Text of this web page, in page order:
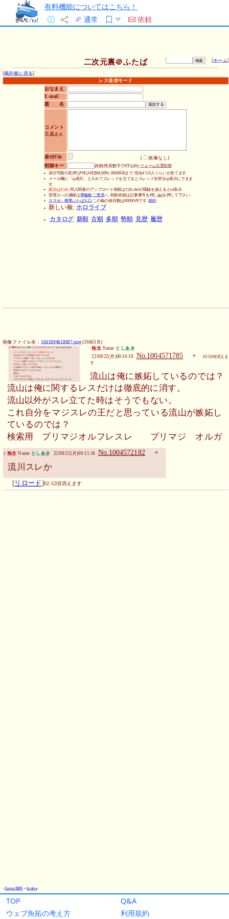
有料機能についてはこちら！
通常
依頼
TOP
Q&A
ウェブ魚拓の考え方
利用規約